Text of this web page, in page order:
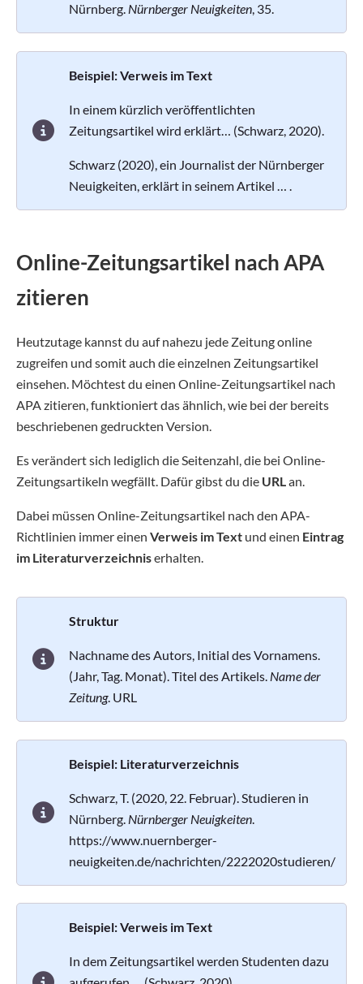
Nürnberg. Nürnberger Neuigkeiten, 35.
Beispiel: Verweis im Text
In einem kürzlich veröffentlichten
Zeitungsartikel wird erklärt… (Schwarz, 2020).
Schwarz (2020), ein Journalist der Nürnberger
Neuigkeiten, erklärt in seinem Artikel … .
Online-Zeitungsartikel nach APA
zitieren
Heutzutage kannst du auf nahezu jede Zeitung online
zugreifen und somit auch die einzelnen Zeitungsartikel
einsehen. Möchtest du einen Online-Zeitungsartikel nach
APA zitieren, funktioniert das ähnlich, wie bei der bereits
beschriebenen gedruckten Version.
Es verändert sich lediglich die Seitenzahl, die bei Online-
Zeitungsartikeln wegfällt. Dafür gibst du die URLan.
Dabei müssen Online-Zeitungsartikel nach den APA-
Richtlinien immer einen Verweis im Text und einen Eintrag
im Literaturverzeichniserhalten.
Struktur
Nachname des Autors, Initial des Vornamens.
(Jahr, Tag. Monat). Titel des Artikels. Name der
Zeitung. URL
Beispiel: Literaturverzeichnis
Schwarz, T. (2020, 22. Februar). Studieren in
Nürnberg. Nürnberger Neuigkeiten
https://www.nuernberger-
neuigkeiten.de/nachrichten/2222020studieren/
Beispiel: Verweis im Text
In dem Zeitungsartikel werden Studenten dazu